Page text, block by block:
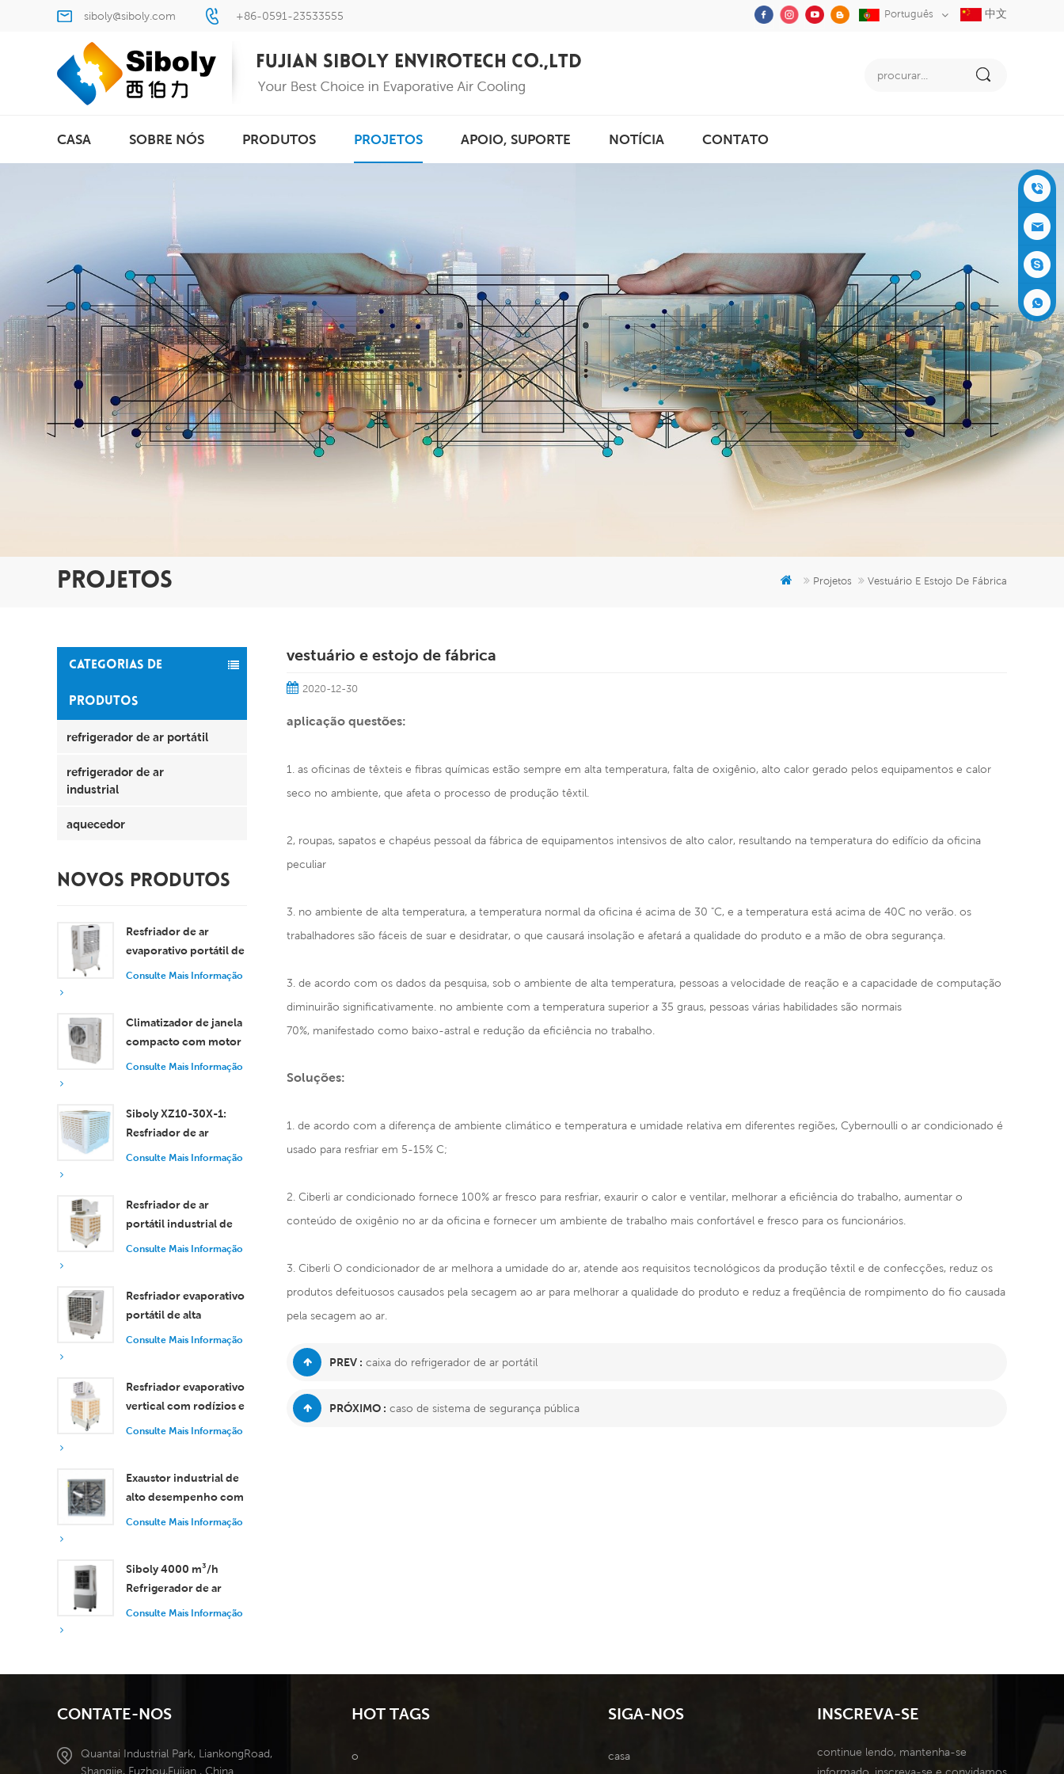
siboly@siboly.com +86-0591-23533555 Português 中文
CASA SOBRE NÓS PRODUTOS PROJETOS APOIO, SUPORTE NOTÍCIA CONTATO
PROJETOS Projetos Vestuário E Estojo De Fábrica
vestuário e estojo de fábrica
2020-12-30
aplicação questões:
1. as oficinas de têxteis e fibras químicas estão sempre em alta temperatura, falta de oxigênio, alto calor gerado pelos equipamentos e calor
seco no ambiente, que afeta o processo de produção têxtil.
2, roupas, sapatos e chapéus pessoal da fábrica de equipamentos intensivos de alto calor, resultando na temperatura do edifício da oficina
peculiar
3. no ambiente de alta temperatura, a temperatura normal da oficina é acima de 30 "C, e a temperatura está acima de 40C no verão. os
trabalhadores são fáceis de suar e desidratar, o que causará insolação e afetará a qualidade do produto e a mão de obra segurança.
3. de acordo com os dados da pesquisa, sob o ambiente de alta temperatura, pessoas a velocidade de reação e a capacidade de computação
diminuirão significativamente. no ambiente com a temperatura superior a 35 graus, pessoas várias habilidades são normais
70%, manifestado como baixo-astral e redução da eficiência no trabalho.
Soluções:
1. de acordo com a diferença de ambiente climático e temperatura e umidade relativa em diferentes regiões, Cybernoulli o ar condicionado é
usado para resfriar em 5-15% C;
2. Ciberli ar condicionado fornece 100% ar fresco para resfriar, exaurir o calor e ventilar, melhorar a eficiência do trabalho, aumentar o
conteúdo de oxigênio no ar da oficina e fornecer um ambiente de trabalho mais confortável e fresco para os funcionários.
3. Ciberli O condicionador de ar melhora a umidade do ar, atende aos requisitos tecnológicos da produção têxtil e de confecções, reduz os
produtos defeituosos causados ​​pela secagem ao ar para melhorar a qualidade do produto e reduz a freqüência de rompimento do fio causada
pela secagem ao ar.
PREV : caixa do refrigerador de ar portátil
PRÓXIMO : caso de sistema de segurança pública
CATEGORIAS DE
PRODUTOS
refrigerador de ar portátil
refrigerador de ar
industrial
aquecedor
NOVOS PRODUTOS
Resfriador de ar
evaporativo portátil de
8000 m³/h com
Consulte Mais Informação
Climatizador de janela
compacto com motor
axial, resfriamento
médios.
Consulte Mais Informação
Siboly XZ10-30X-1:
Resfriador de ar
evaporativo industrial
Consulte Mais Informação
Resfriador de ar
portátil industrial de
18.000 m³/h com
grandes espaços.
Consulte Mais Informação
Resfriador evaporativo
portátil de alta
eficiência com
remoto.
Consulte Mais Informação
Resfriador evaporativo
vertical com rodízios e
controle remoto, com
Consulte Mais Informação
Exaustor industrial de
alto desempenho com
vazão de ar de 37.000
Consulte Mais Informação
Siboly 4000 m³/h
Refrigerador de ar
industrial portátil 50L
Consulte Mais Informação
CONTATE-NOS
Quantai Industrial Park, LiankongRoad,
Shangjie, Fuzhou,Fujian , China
HOT TAGS
o
SIGA-NOS
casa
INSCREVA-SE
continue lendo, mantenha-se
informado, inscreva-se e convidamos
+86-05
91-2353
3555
siboly@s
iboly.co
m
evaporat
ive-cool
er
+861537
5951777